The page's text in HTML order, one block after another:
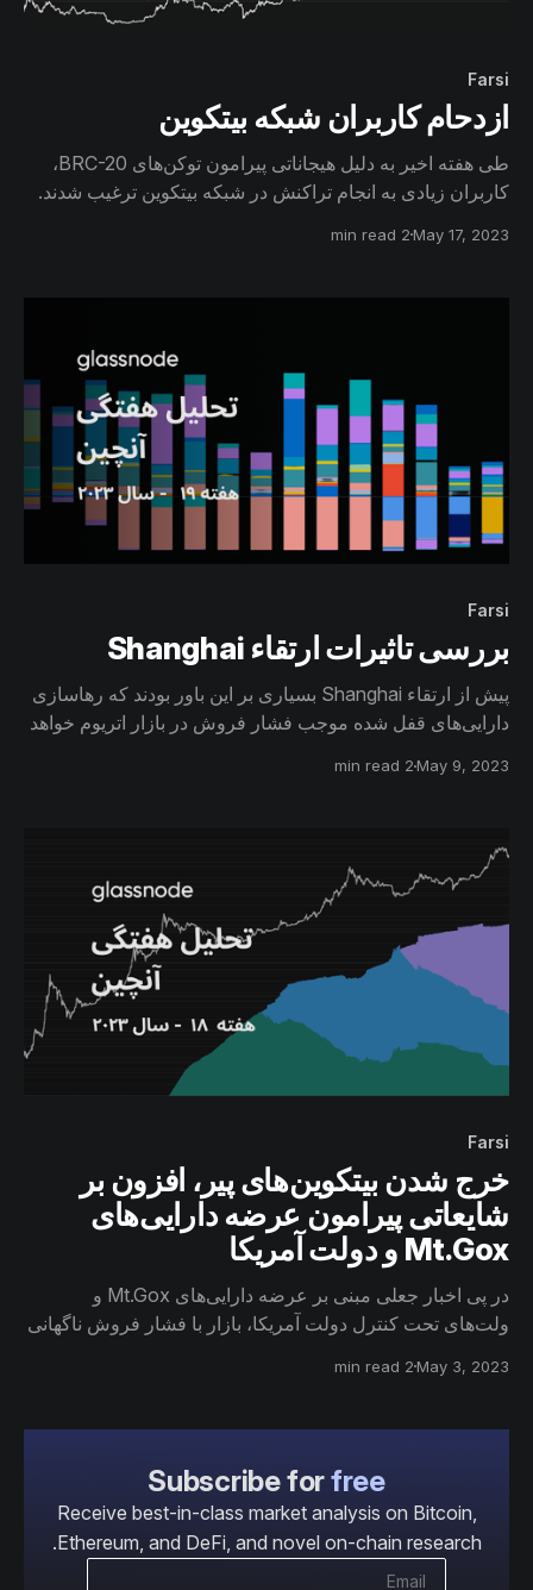
Farsi
ازدحام کاربران شبکه بیتکوین
طی هفته اخیر به دلیل هیجاناتی پیرامون توکن‌های BRC-20،
کاربران زیادی به انجام تراکنش در شبکه بیتکوین ترغیب شدند.
افزایش یافت و درآمد کارمزدی ماینرها برای پنجمین بار از
May 17, 2023
2 min read
Farsi
بررسی تاثیرات ارتقاء Shanghai
پیش از ارتقاء Shanghai بسیاری بر این باور بودند که رهاسازی
دارایی‌های قفل شده موجب فشار فروش در بازار اتریوم خواهد
در این گزارش به حجم دارایی‌های آزاده شده، سهم هرکدام‌ از
May 9, 2023
2 min read
Farsi
خرج شدن بیتکوین‌‌های پیر، افزون بر
شایعاتی پیرامون عرضه دارایی‌های
Mt.Gox و دولت آمریکا
در پی اخبار جعلی مبنی بر عرضه دارایی‌های Mt.Gox و
ولت‌های تحت کنترل دولت آمریکا، بازار با فشار فروش ناگهانی
گردش فعال شبکه، نوساناتی را برای بازار به همراه داشت.
May 3, 2023
2 min read
Subscribe forfree
Receive best-in-class market analysis on Bitcoin,
Ethereum, and DeFi, and novel on-chain research.